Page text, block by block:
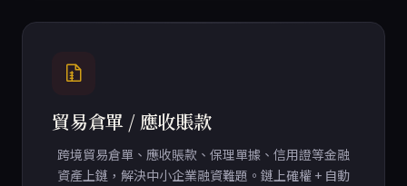
貿易倉單 / 應收賬款
跨境貿易倉單、應收賬款、保理單據、信用證等金融
資產上鏈，解決中小企業融資難題。鏈上確權 + 自動